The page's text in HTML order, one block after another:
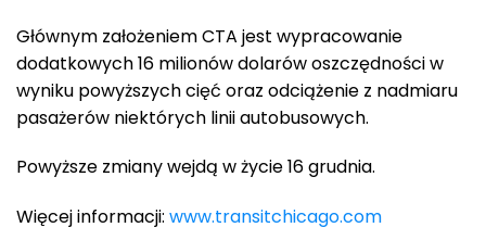
Głównym założeniem CTA jest wypracowanie
dodatkowych 16 milionów dolarów oszczędności w
wyniku powyższych cięć oraz odciążenie z nadmiaru
pasażerów niektórych linii autobusowych.
Powyższe zmiany wejdą w życie 16 grudnia.
Więcej informacji: www.transitchicago.com